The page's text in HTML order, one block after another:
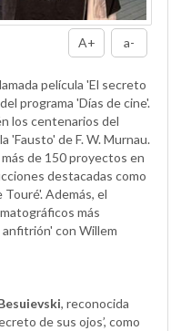
A+ a-
película 'El secreto
programa 'Días de cine'.
los centenarios del
'Fausto' de F. W. Murnau.
de 150 proyectos en
destacadas como
Además, el
más
con Willem
, reconocida
de sus ojos’, como